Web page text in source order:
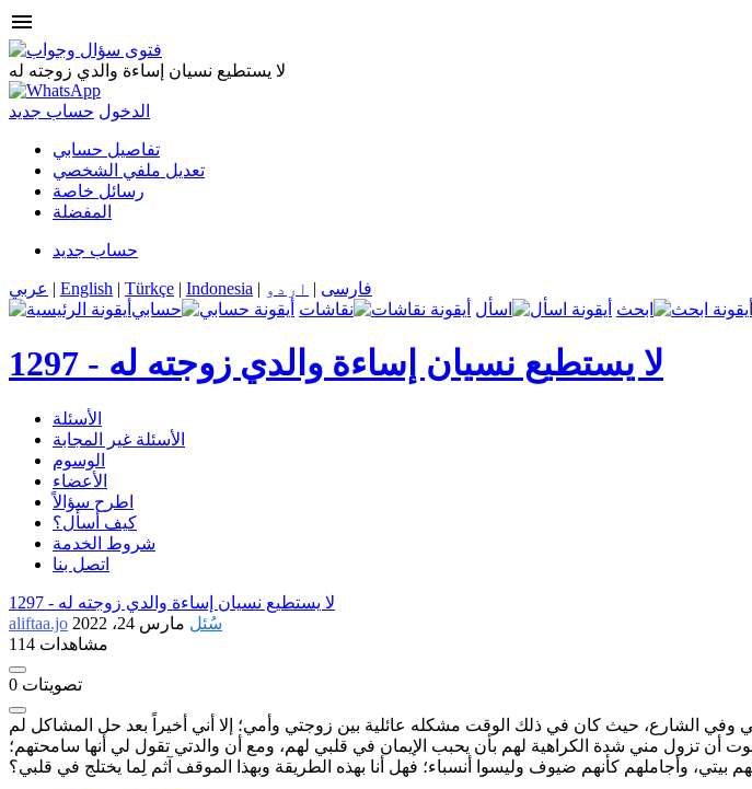
menu
لا يستطيع نسيان إساءة والدي زوجته له
الدخول حساب جديد
تفاصيل حسابي
تعديل ملفي الشخصي
رسائل خاصة
المفضلة
حساب جديد
عربي | English | Türkçe | Indonesia | فارسی | اردو
ابحث اسأل نقاشات حسابي
1297 - لا يستطيع نسيان إساءة والدي زوجته له
الأسئلة
الأسئلة غير المجابة
الوسوم
الأعضاء
اطرح سؤالاً
كيف أسأل؟
شروط الخدمة
اتصل بنا
1297 - لا يستطيع نسيان إساءة والدي زوجته له
aliftaa.jo
سُئل مارس 24، 2022
114 مشاهدات
0 تصويتات
الشارع، حيث كان في ذلك الوقت مشكله عائلية بين زوجتي وأمي؛ إلا أني أخيراً بعد حل المشاكل لم
تزول مني شدة الكراهية لهم بأن يحبب الإيمان في قلبي لهم، ومع أن والدتي تقول لي أنها سامحتهم؛
بيتي، وأجاملهم كأنهم ضيوف وليسوا أنسباء؛ فهل أنا بهذه الطريقة وبهذا الموقف آثم لِما يختلج في قلبي؟